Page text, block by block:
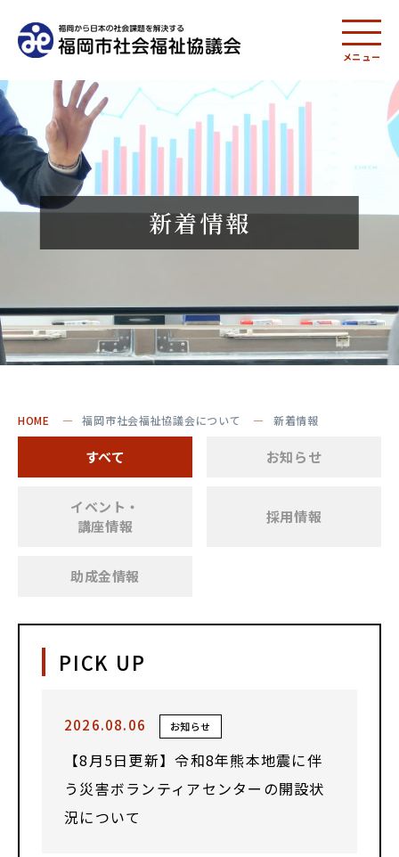
メニュー
新着情報
HOME 福岡市社会福祉協議会について 新着情報
すべて お知らせ
イベント・
講座情報
採用情報
助成金情報
PICK UP
2026.08.06 お知らせ
【8月5日更新】令和8年熊本地震に伴
う災害ボランティアセンターの開設状
況について